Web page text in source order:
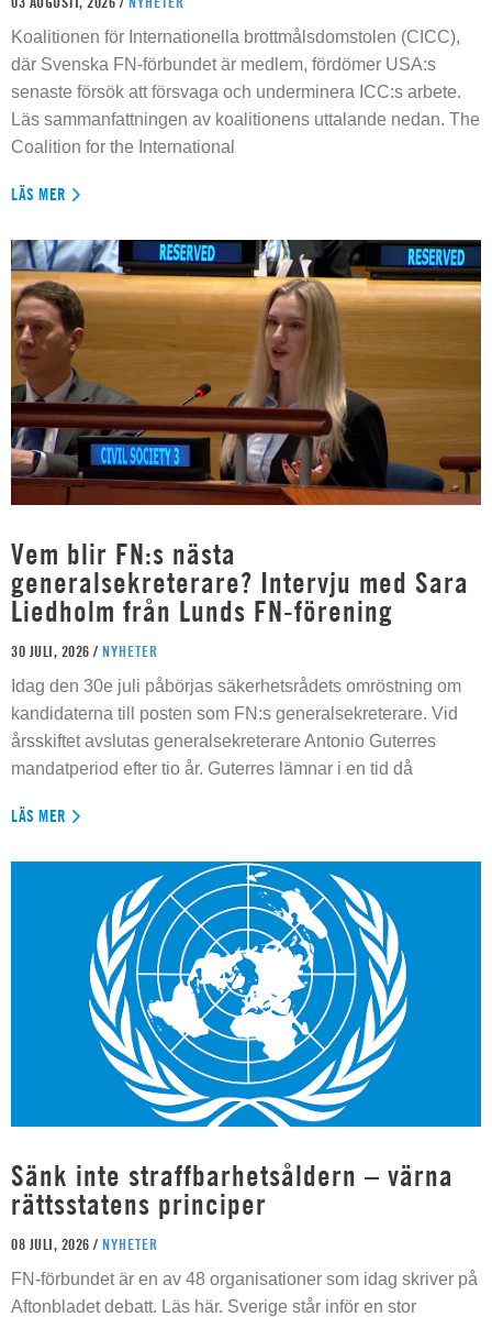
Koalitionen för Internationella brottmålsdomstolen (CICC),
där Svenska FN-förbundet är medlem, fördömer USA:s
senaste försök att försvaga och underminera ICC:s arbete.
Läs sammanfattningen av koalitionens uttalande nedan. The
Coalition for the International
LÄS MER
Vem blir FN:s nästa
generalsekreterare? Intervju med Sara
Liedholm från Lunds FN-förening
30 JULI, 2026 / NYHETER
Idag den 30e juli påbörjas säkerhetsrådets omröstning om
kandidaterna till posten som FN:s generalsekreterare. Vid
årsskiftet avslutas generalsekreterare Antonio Guterres
mandatperiod efter tio år. Guterres lämnar i en tid då
LÄS MER
Sänk inte straffbarhetsåldern – värna
rättsstatens principer
08 JULI, 2026 / NYHETER
FN-förbundet är en av 48 organisationer som idag skriver på
Aftonbladet debatt. Läs här. Sverige står inför en stor